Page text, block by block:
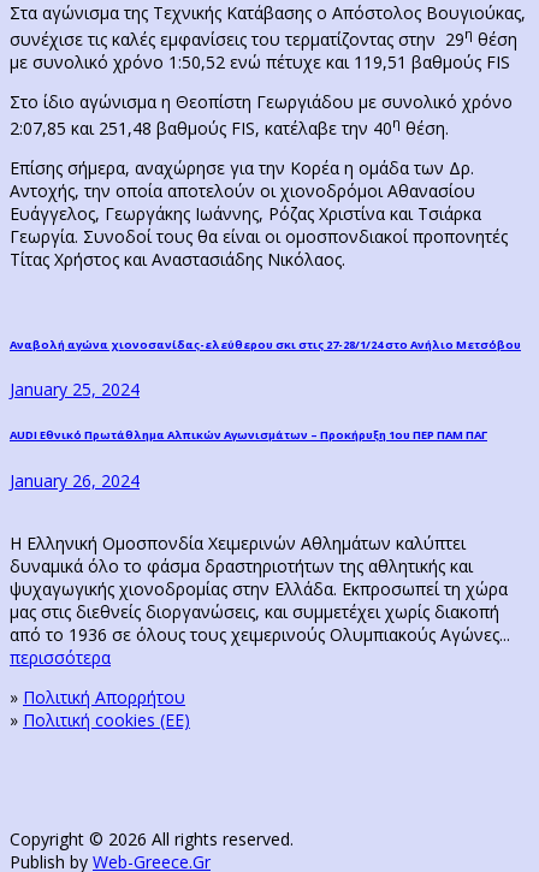
Στα αγώνισμα της Τεχνικής Κατάβασης ο Απόστολος Βουγιούκας,
συνέχισε τις καλές εμφανίσεις του τερματίζοντας στην 29η θέση
με συνολικό χρόνο 1:50,52 ενώ πέτυχε και 119,51 βαθμούς FIS
Στο ίδιο αγώνισμα η Θεοπίστη Γεωργιάδου με συνολικό χρόνο
2:07,85 και 251,48 βαθμούς FIS, κατέλαβε την 40η θέση.
Επίσης σήμερα, αναχώρησε για την Κορέα η ομάδα των Δρ.
Αντοχής, την οποία αποτελούν οι χιονοδρόμοι Αθανασίου
Ευάγγελος, Γεωργάκης Ιωάννης, Ρόζας Χριστίνα και Τσιάρκα
Γεωργία. Συνοδοί τους θα είναι οι ομοσπονδιακοί προπονητές
Τίτας Χρήστος και Αναστασιάδης Νικόλαος.
Post
navigation
Previous
Αναβολή αγώνα χιονοσανίδας-ελεύθερου σκι στις 27-28/1/24 στο Ανήλιο Μετσόβου
January 25, 2024
Next
AUDI Εθνικό Πρωτάθλημα Αλπικών Αγωνισμάτων – Προκήρυξη 1ου ΠΕΡ ΠΑΜ ΠΑΓ
January 26, 2024
Η Ελληνική Ομοσπονδία Χειμερινών Αθλημάτων καλύπτει
δυναμικά όλο το φάσμα δραστηριοτήτων της αθλητικής και
ψυχαγωγικής χιονοδρομίας στην Ελλάδα. Εκπροσωπεί τη χώρα
μας στις διεθνείς διοργανώσεις, και συμμετέχει χωρίς διακοπή
από το 1936 σε όλους τους χειμερινούς Ολυμπιακούς Αγώνες...
περισσότερα
» Πολιτική Απορρήτου
» Πολιτική cookies (ΕΕ)
Copyright © 2026 All rights reserved.
Publish by Web-Greece.Gr